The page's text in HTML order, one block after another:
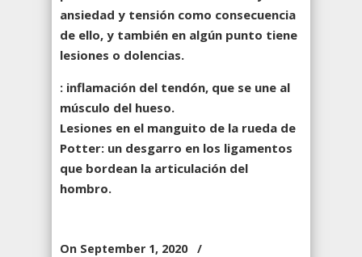
ansiedad y tensión como consecuencia
de ello, y también en algún punto tiene
lesiones o dolencias.
: inflamación del tendón, que se une al
músculo del hueso.
Lesiones en el manguito de la rueda de
Potter: un desgarro en los ligamentos
que bordean la articulación del
hombro.
On September 1, 2020 /